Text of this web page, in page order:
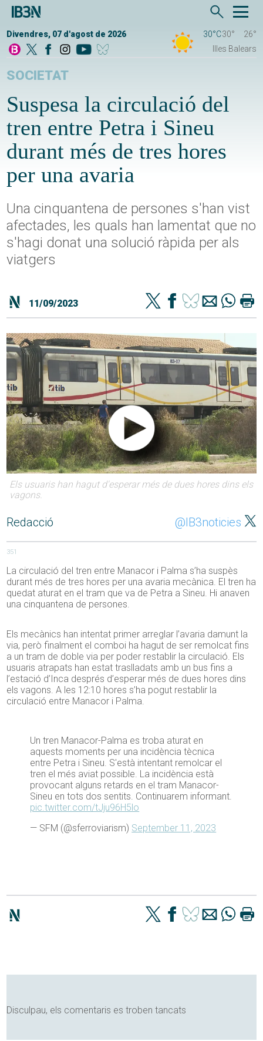
Divendres, 07 d'agost de 2026 30°C30°
26°
Illes Balears
SOCIETAT
Suspesa la circulació del
tren entre Petra i Sineu
durant més de tres hores
per una avaria
Una cinquantena de persones s'han vist
afectades, les quals han lamentat que no
s'hagi donat una solució ràpida per als
viatgers
11/09/2023
Els usuaris han hagut d'esperar més de dues hores dins els
vagons.
Redacció @IB3noticies
351
La circulació del tren entre Manacor i Palma s’ha suspès
durant més de tres hores per una avaria mecànica. El tren ha
quedat aturat en el tram que va de Petra a Sineu. Hi anaven
una cinquantena de persones.
Els mecànics han intentat primer arreglar l’avaria damunt la
via, però finalment el comboi ha hagut de ser remolcat fins
a un tram de doble via per poder restablir la circulació. Els
usuaris atrapats han estat traslladats amb un bus fins a
l’estació d’Inca després d’esperar més de dues hores dins
els vagons. A les 12:10 hores s’ha pogut restablir la
circulació entre Manacor i Palma.
Un tren Manacor-Palma es troba aturat en
aquests moments per una incidència tècnica
entre Petra i Sineu. S'està intentant remolcar el
tren el més aviat possible. La incidència està
provocant alguns retards en el tram Manacor-
Sineu en tots dos sentits. Continuarem informant.
pic.twitter.com/tJju96H5lo
— SFM (@sferroviarism) September 11, 2023
Disculpau, els comentaris es troben tancats